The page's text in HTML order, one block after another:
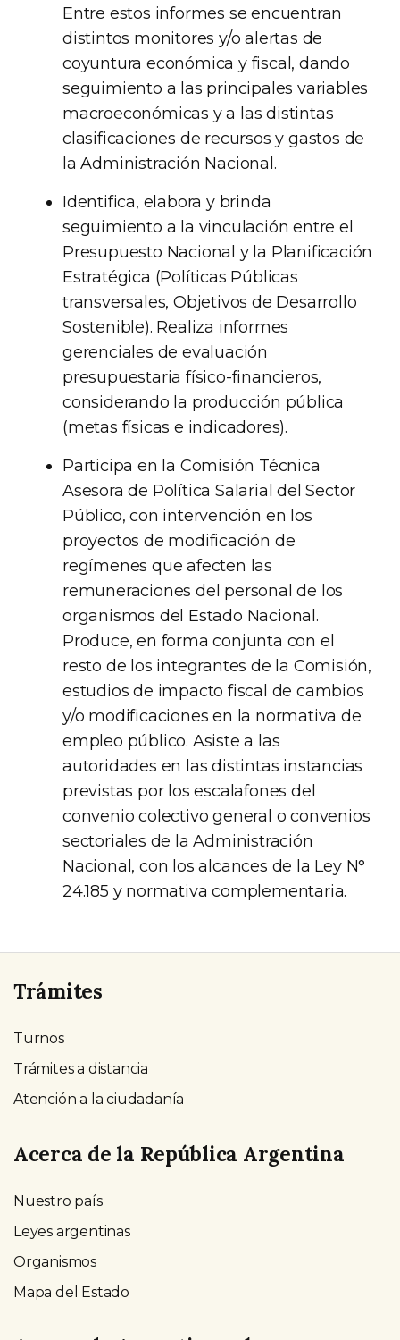
Entre estos informes se encuentran
distintos monitores y/o alertas de
coyuntura económica y fiscal, dando
seguimiento a las principales variables
macroeconómicas y a las distintas
clasificaciones de recursos y gastos de
la Administración Nacional.
Identifica, elabora y brinda
seguimiento a la vinculación entre el
Presupuesto Nacional y la Planificación
Estratégica (Políticas Públicas
transversales, Objetivos de Desarrollo
Sostenible). Realiza informes
gerenciales de evaluación
presupuestaria físico-financieros,
considerando la producción pública
(metas físicas e indicadores).
Participa en la Comisión Técnica
Asesora de Política Salarial del Sector
Público, con intervención en los
proyectos de modificación de
regímenes que afecten las
remuneraciones del personal de los
organismos del Estado Nacional.
Produce, en forma conjunta con el
resto de los integrantes de la Comisión,
estudios de impacto fiscal de cambios
y/o modificaciones en la normativa de
empleo público. Asiste a las
autoridades en las distintas instancias
previstas por los escalafones del
convenio colectivo general o convenios
sectoriales de la Administración
Nacional, con los alcances de la Ley N°
24.185 y normativa complementaria.
Trámites
Turnos
Trámites a distancia
Atención a la ciudadanía
Acerca de la República Argentina
Nuestro país
Leyes argentinas
Organismos
Mapa del Estado